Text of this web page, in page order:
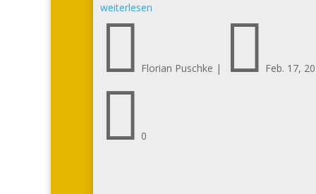
weiterlesen
 Florian Puschke |  Feb. 17,
 0